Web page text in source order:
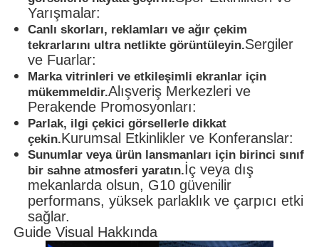
Yarışmalar:
Canlı skorları, reklamları ve ağır çekim
tekrarlarını ultra netlikte görüntüleyin.Sergiler
ve Fuarlar:
Marka vitrinleri ve etkileşimli ekranlar için
mükemmeldir.Alışveriş Merkezleri ve
Perakende Promosyonları:
Parlak, ilgi çekici görsellerle dikkat
çekin.Kurumsal Etkinlikler ve Konferanslar:
Sunumlar veya ürün lansmanları için birinci sınıf
bir sahne atmosferi yaratın.İç veya dış
mekanlarda olsun, G10 güvenilir
performans, yüksek parlaklık ve çarpıcı etki
sağlar.
Guide Visual Hakkında